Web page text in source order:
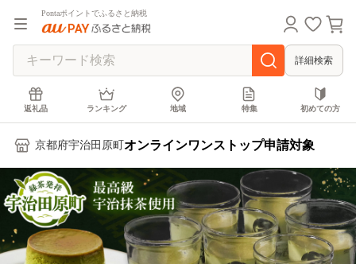
Pontaポイントでふるさと納税
詳細検索
返礼品 ランキング 地域 特集 初めての方
京都府宇治田原町 オンラインワンストップ申請対象